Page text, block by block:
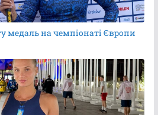
медаль на чемпіонаті Європи